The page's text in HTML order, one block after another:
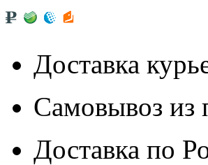
Доставка
Самовывоз из
Доставка по